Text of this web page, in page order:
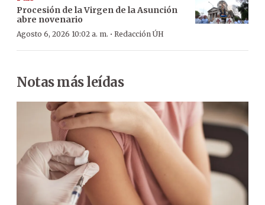
Procesión de la Virgen de la Asunción
abre novenario
Agosto 6, 2026 10:02 a. m. · Redacción ÚH
Notas más leídas